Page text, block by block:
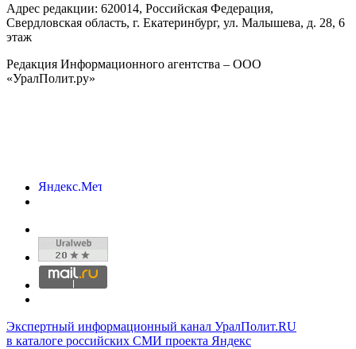
Адрес редакции: 620014, Российская Федерация,
Свердловская область, г. Екатеринбург, ул. Малышева, д. 28, 6
этаж
Редакция Информационного агентства – ООО
«УралПолит.ру»
Экспертный информационный канал УралПолит.RU
в каталоге российских СМИ проекта Яндекс